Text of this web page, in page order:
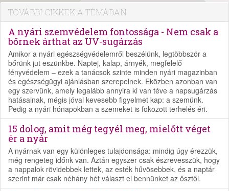
TOVÁBBI CIKKEK A TÉMÁBAN
A nyári szemvédelem fontossága - Nem csak a
bőrnek árthat az UV-sugárzás
Amikor a nyári egészségvédelemről beszélünk, legtöbbször a
bőrünk jut eszünkbe. Naptej, kalap, árnyék, megfelelő
fényvédelem – ezek a tanácsok szinte minden nyári magazinban
és egészségügyi ajánlásban szerepelnek. Eközben azonban van
egy szervünk, amely legalább annyira ki van téve a napsugárzás
hatásainak, mégis jóval kevesebb figyelmet kap: a szemünk.
Pedig a nyári hónapokban a szemeket is fokozott terhelés éri.
15 dolog, amit még tegyél meg, mielőtt véget
ér a nyár
A nyárnak van egy különleges tulajdonsága: mindig úgy érezzük,
még rengeteg időnk van. Aztán egyszer csak észrevesszük, hogy
a nappalok rövidebbek lettek, az esték hűvösebbek, és a naptár
szerint már csak néhány hét választ el bennünket az ősztől.